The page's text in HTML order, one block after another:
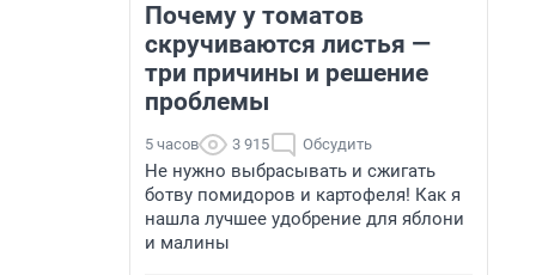
Почему у томатов
скручиваются листья —
три причины и решение
проблемы
5 часов 3 915 Обсудить
Не нужно выбрасывать и сжигать
ботву помидоров и картофеля! Как я
нашла лучшее удобрение для яблони
и малины